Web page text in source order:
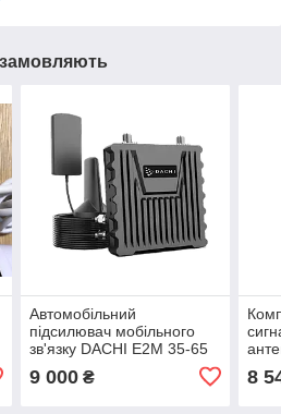
Автомобільний
підсилювач мобільного
зв'язку DACHI E2M 35-65
dB (698-960 MHz, 1710-
2700 MHz)
9 000₴ 8